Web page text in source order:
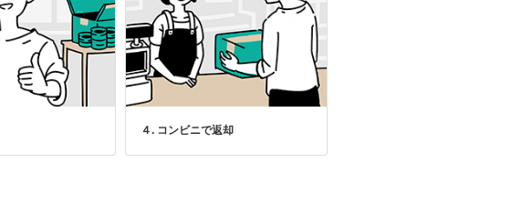
４. コンビニで返却